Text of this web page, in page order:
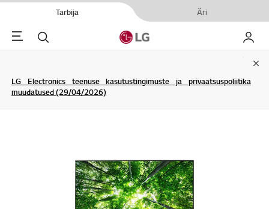
Tarbija Äri
Menu Otsi Minu
LG Electronics teenuse kasutustingimuste ja privaatsuspoliitika
muudatused (29/04/2026)